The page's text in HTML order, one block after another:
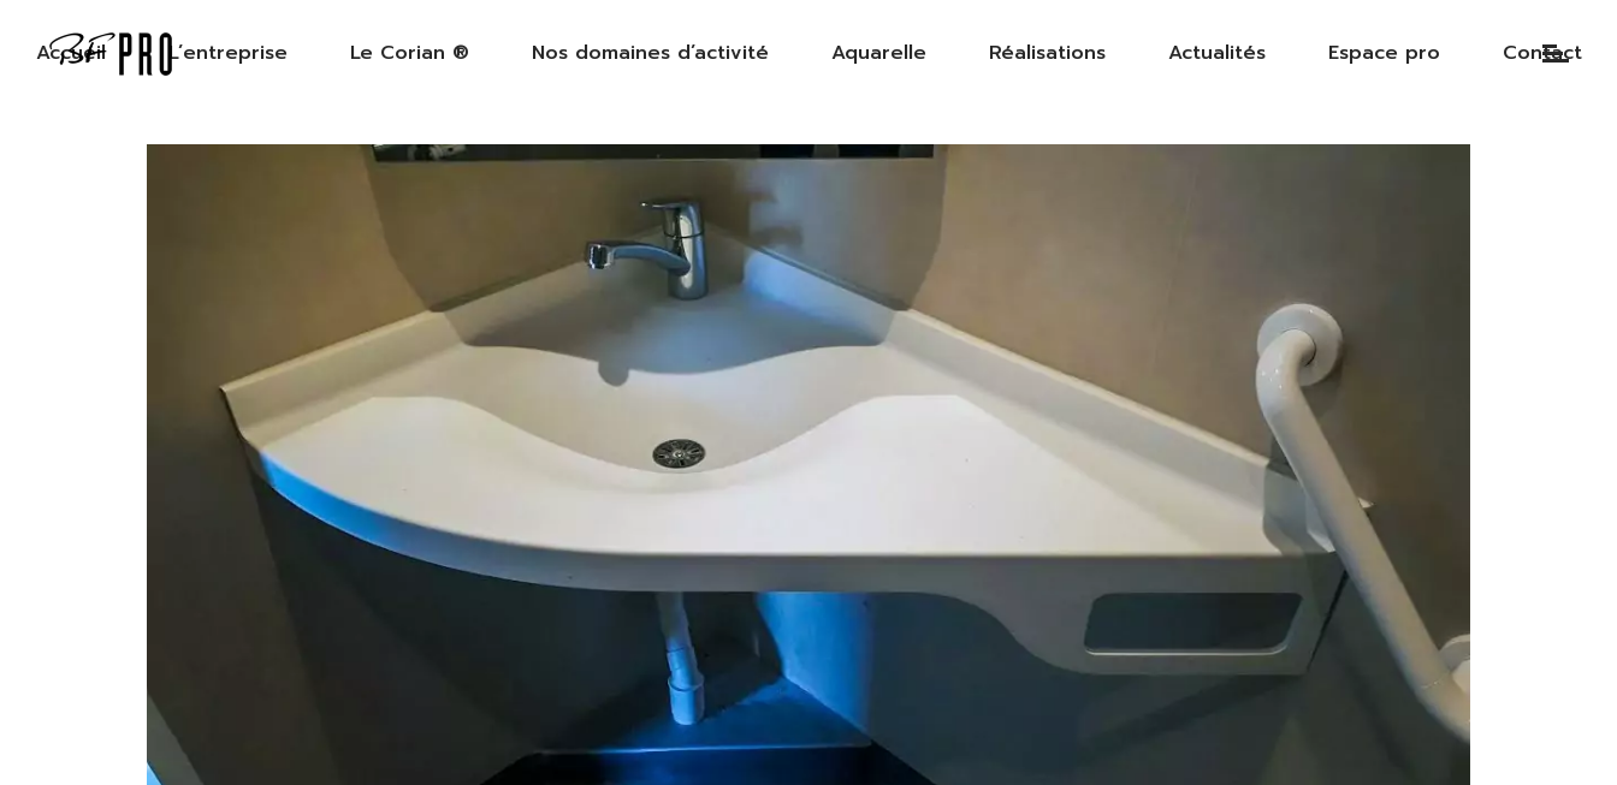
Accueil L’entreprise Le Corian ® Nos domaines d’activité Aquarelle Réalisations Actualités Espace pro Contact